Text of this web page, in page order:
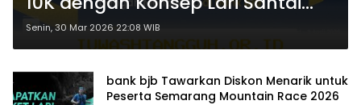
yang Menguntungkan Nasabah
Senin, 30 Mar 2026 22:08 WIB
bank bjb Tawarkan Diskon Menarik untuk
Peserta Semarang Mountain Race 2026